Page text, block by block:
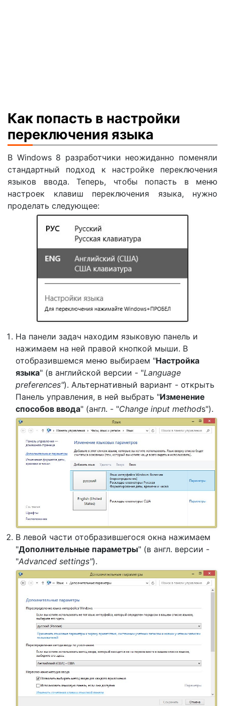
Как попасть в настройки
переключения языка
В Windows 8 разработчики неожиданно поменяли
стандартный подход к настройке переключения
языков ввода. Теперь, чтобы попасть в меню
настроек клавиш переключения языка, нужно
проделать следующее:
На панели задач находим языковую панель и
нажимаем на ней правой кнопкой мыши. В
отобразившемся меню выбираем "Настройка
языка" (в английской версии - "Language
preferences"). Альтернативный вариант - открыть
Панель управления, в ней выбрать "Изменение
способов ввода" (англ. - "Change input methods").
В левой части отобразившегося окна нажимаем
"Дополнительные параметры" (в англ. версии -
"Advanced settings").